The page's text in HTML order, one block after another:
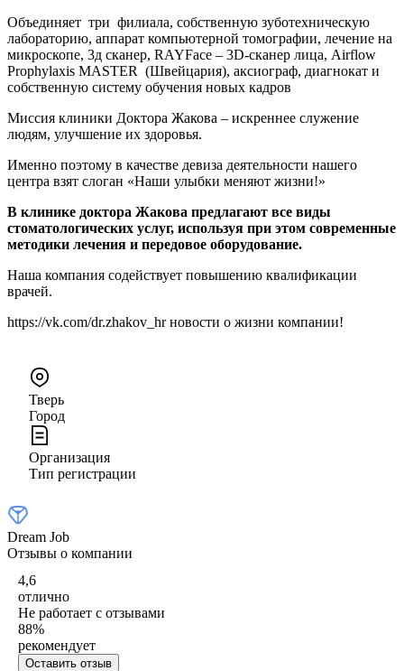
Объединяет три филиала, собственную зуботехническую
лабораторию, аппарат компьютерной томографии, лечение на
микроскопе, 3д сканер, RAYFace – 3D-сканер лица, Airflow
Prophylaxis MASTER (Швейцария), аксиограф, диагнокат и
собственную систему обучения новых кадров
Миссия клиники Доктора Жакова – искреннее служение
людям, улучшение их здоровья.
Именно поэтому в качестве девиза деятельности нашего
центра взят слоган «Наши улыбки меняют жизни!»
В клинике доктора Жакова предлагают все виды
стоматологических услуг, используя при этом современные
методики лечения и передовое оборудование.
Наша компания содействует повышению квалификации
врачей.
https://vk.com/dr.zhakov_hr новости о жизни компании!
Тверь
Город
Организация
Тип регистрации
Dream Job
Отзывы о компании
4,6
отлично
Не работает с отзывами
88%
рекомендует
Оставить отзыв